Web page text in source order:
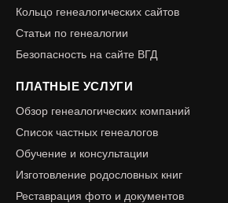
Кольцо генеалогических сайтов
Статьи по генеалогии
Безопасность на сайте ВГД
ПЛАТНЫЕ УСЛУГИ
Обзор генеалогических компаний
Список частных генеалогов
Обучение и консультации
Изготовление родословных книг
Реставрация фото и документов